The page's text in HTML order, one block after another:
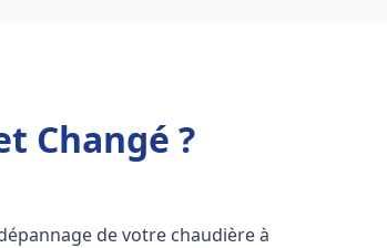
Changé ?
de votre chaudière à